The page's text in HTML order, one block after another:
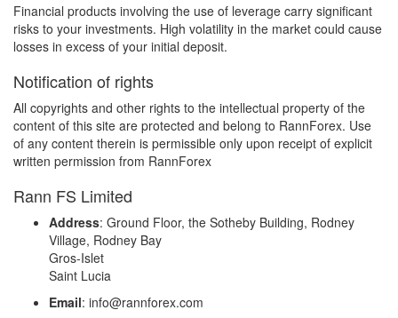
Financial products involving the use of leverage carry significant
risks to your investments. High volatility in the market could cause
losses in excess of your initial deposit.
Notification of rights
All copyrights and other rights to the intellectual property of the
content of this site are protected and belong to RannForex. Use
of any content therein is permissible only upon receipt of explicit
written permission from RannForex
Rann FS Limited
Address: Ground Floor, the Sotheby Building, Rodney
Village, Rodney Bay
Gros-Islet
Saint Lucia
Email: info@rannforex.com